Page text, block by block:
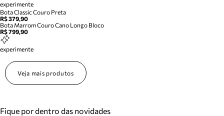
experimente
Bota Classic Couro Preta
R$ 379,90
Bota Marrom Couro Cano Longo Bloco
R$ 799,90
experimente
Veja mais produtos
Fique por dentro das novidades